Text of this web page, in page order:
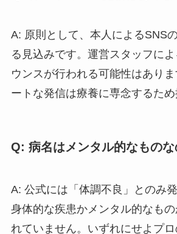
A: 原則として、本人によるSNS
る見込みです。運営スタッフに
ウンスが行われる可能性はあり
ートな発信は療養に専念するため
Q: 病名はメンタル的なものな
A: 公式には「体調不良」とのみ
身体的な疾患かメンタル的なも
れていません。いずれにせよプ